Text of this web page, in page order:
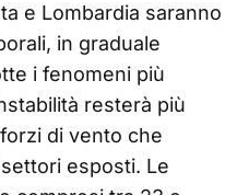
e Lombardia saranno
in graduale
i fenomeni più
resterà più
di vento che
esposti. Le